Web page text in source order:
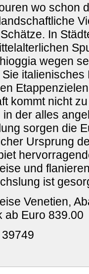
wo schon
In
wegen
kommt nicht
in der alles
sorgen die
Ursprung
und
ist
Venetien,
ab Euro 839.00